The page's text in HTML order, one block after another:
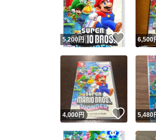
5,200円 いいね
6,500
4,000 円 いいね
5,480